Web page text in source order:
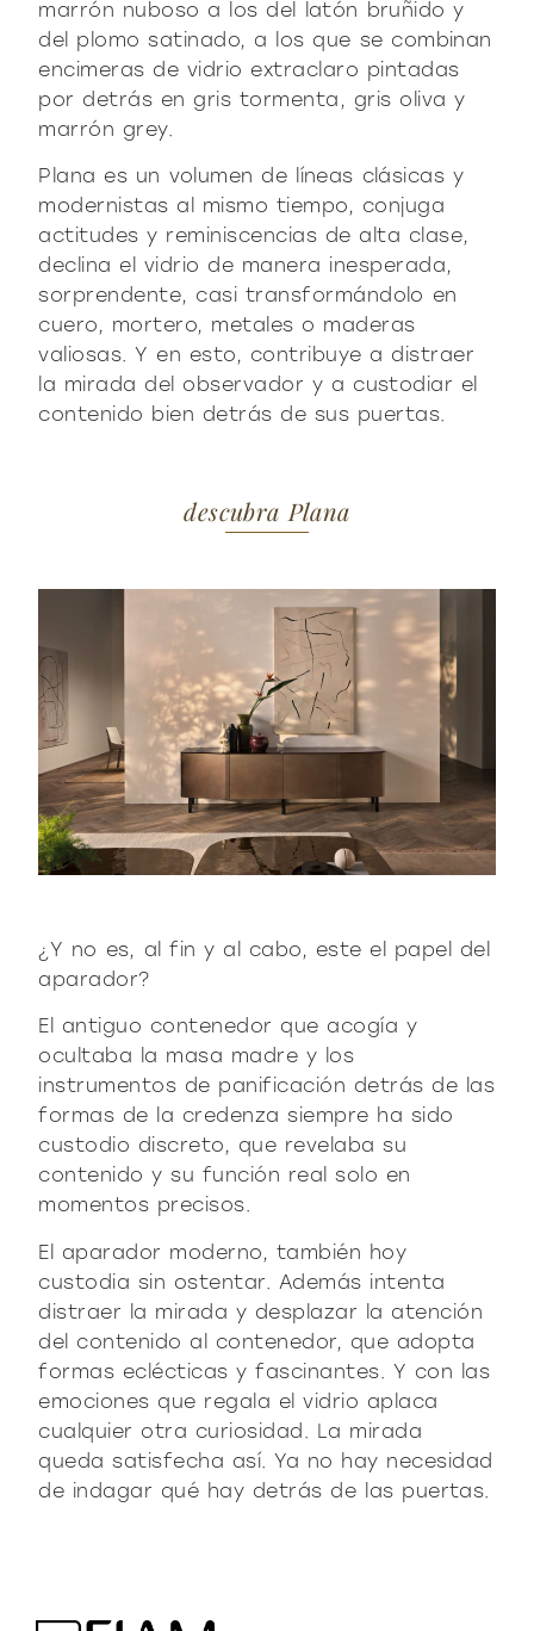
marrón nuboso a los del latón bruñido y
del plomo satinado, a los que se combinan
encimeras de vidrio extraclaro pintadas
por detrás en gris tormenta, gris oliva y
marrón grey.
Plana es un volumen de líneas clásicas y
modernistas al mismo tiempo, conjuga
actitudes y reminiscencias de alta clase,
declina el vidrio de manera inesperada,
sorprendente, casi transformándolo en
cuero, mortero, metales o maderas
valiosas. Y en esto, contribuye a distraer
la mirada del observador y a custodiar el
contenido bien detrás de sus puertas.
descubra Plana
¿Y no es, al fin y al cabo, este el papel del
aparador?
El antiguo contenedor que acogía y
ocultaba la masa madre y los
instrumentos de panificación detrás de las
formas de la credenza siempre ha sido
custodio discreto, que revelaba su
contenido y su función real solo en
momentos precisos.
El aparador moderno, también hoy
custodia sin ostentar. Además intenta
distraer la mirada y desplazar la atención
del contenido al contenedor, que adopta
formas eclécticas y fascinantes. Y con las
emociones que regala el vidrio aplaca
cualquier otra curiosidad. La mirada
queda satisfecha así. Ya no hay necesidad
de indagar qué hay detrás de las puertas.